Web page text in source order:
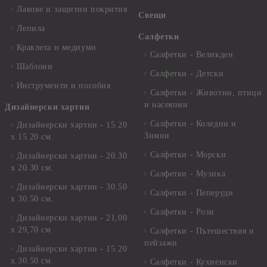
Лакове и защитни покрития
Лепила
Краклета и медиуми
Шаблони
Инструменти и пособия
Дизайнерски хартии
Дизайнерски хартии - 15.20
х 15.20 см.
Дизайнерски хартии - 20.30
х 20.30 см.
Дизайнерски хартии - 30.50
х 30.50 см.
Дизайнерски хартии - 21,00
х 29,70 см
Дизайнерски хартии - 15.20
x 30.50 см.
Свещи
Салфетки
Салфетки - Великден
Салфетки - Детски
Салфетки - Животни, птици
и насекоми
Салфетки - Коледни и
Зимни
Салфетки - Морски
Салфетки - Музика
Салфетки - Пеперуди
Салфетки - Рози
Салфетки - Пътешествия и
пейзажи
Салфетки - Кухненски